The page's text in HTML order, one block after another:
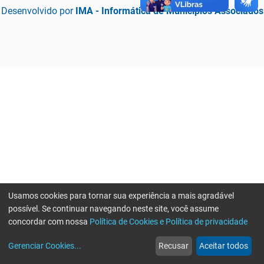
Desenvolvido por IMA - Informática de Municípios Associados
web
Notícias
more_horiz
Mais
Usamos cookies para tornar sua experiência a mais agradável
possível. Se continuar navegando neste site, você assume
concordar com nossa Política de Cookies e Política de privacidade
Gerenciar Cookies... Recusar Aceitar todos
Erro ao enviar informações, por favor tente novamente